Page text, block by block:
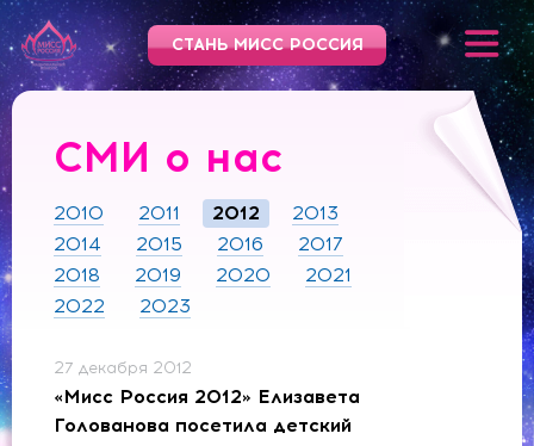
СТАНЬ МИСС РОССИЯ
СМИ о нас
2010 2011 2012
2013
2014
2015 2016
2017
2018
2019 2020
2021
2022
2023
27 декабря 2012
«Мисс Россия 2012» Елизавета
Голованова посетила детский